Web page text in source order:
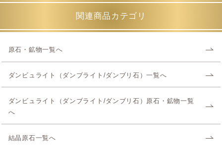
関連商品カテゴリ
原石・鉱物一覧へ
ダンビュライト（ダンブライト/ダンブリ石）一覧へ
ダンビュライト（ダンブライト/ダンブリ石）原石・鉱物一覧
へ
結晶原石一覧へ